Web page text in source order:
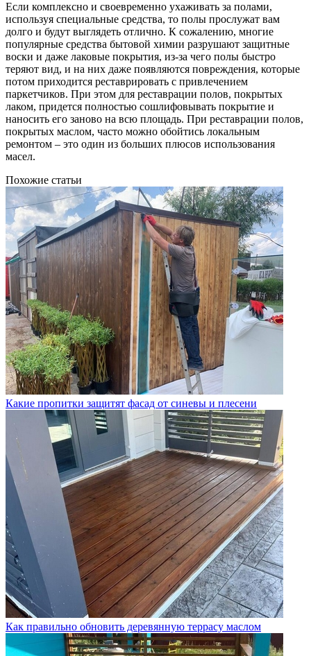
Если комплексно и своевременно ухаживать за полами,
используя специальные средства, то полы прослужат вам
долго и будут выглядеть отлично. К сожалению, многие
популярные средства бытовой химии разрушают защитные
воски и даже лаковые покрытия, из-за чего полы быстро
теряют вид, и на них даже появляются повреждения, которые
потом приходится реставрировать с привлечением
паркетчиков. При этом для реставрации полов, покрытых
лаком, придется полностью сошлифовывать покрытие и
наносить его заново на всю площадь. При реставрации полов,
покрытых маслом, часто можно обойтись локальным
ремонтом – это один из больших плюсов использования
масел.
Похожие статьи
Какие пропитки защитят фасад от синевы и плесени
Как правильно обновить деревянную террасу маслом